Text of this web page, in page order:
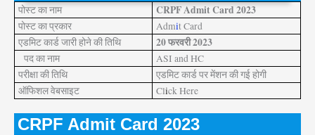
पोस्ट का नाम CRPF Admit Card 2023
पोस्ट का प्रकार Admit Card
एडमिट कार्ड जारी होने की तिथि
20 फरवरी 2023
पद का नाम
ASI and HC
परीक्षा की तिथि
एडमिट कार्ड पर मेंशन की गई होगी
ऑफिशल वेबसाइट
Click Here
CRPF Admit Card 2023